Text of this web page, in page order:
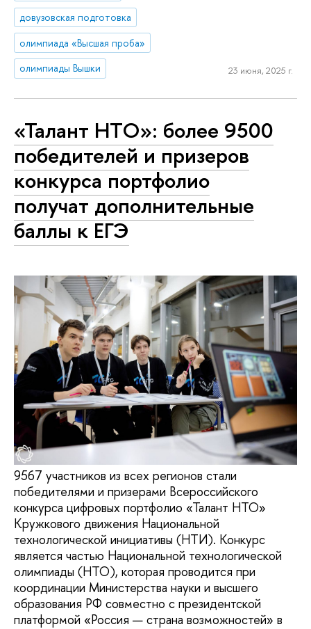
довузовская подготовка
олимпиада «Высшая проба»
олимпиады Вышки
23 июня, 2025 г.
«Талант НТО»: более 9500
победителей и призеров
конкурса портфолио
получат дополнительные
баллы к ЕГЭ
9567 участников из всех регионов стали
победителями и призерами Всероссийского
конкурса цифровых портфолио «Талант НТО»
Кружкового движения Национальной
технологической инициативы (НТИ). Конкурс
является частью Национальной технологической
олимпиады (НТО), которая проводится при
координации Министерства науки и высшего
образования РФ совместно с президентской
платформой «Россия — страна возможностей» в